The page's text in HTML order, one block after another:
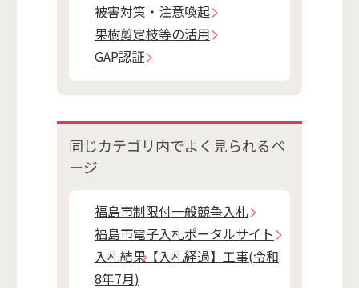
被害対策・注意喚起
果樹剪定枝等の活用
GAP認証
同じカテゴリ内でよく見られるペ
ージ
福島市制限付一般競争入札
福島市電子入札ポータルサイト
入札結果【入札経過】工事(令和
8年7月)